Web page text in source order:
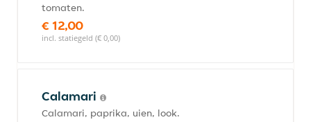
tomaten.
€ 12,00
incl. statiegeld (€ 0,00)
Calamari
Calamari, paprika, uien, look.